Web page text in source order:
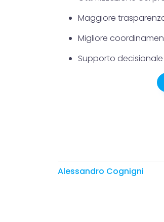
Maggiore
Migliore
Supporto
Alessandro Cognigni